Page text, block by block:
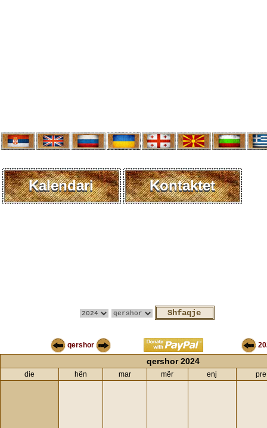
Kalendari Kontaktet
qershor
qershor 2024
die hën mar mër enj pre